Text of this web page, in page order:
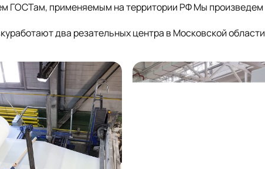
ГОСТам, применяемым на территории РФ Мы произведем
два резательных центра в Московской области